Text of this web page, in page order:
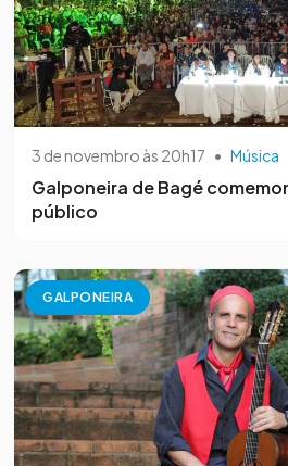
3 de novembro às 20h17 • Música
Galponeira de Bagé
público
GALPONEIRA